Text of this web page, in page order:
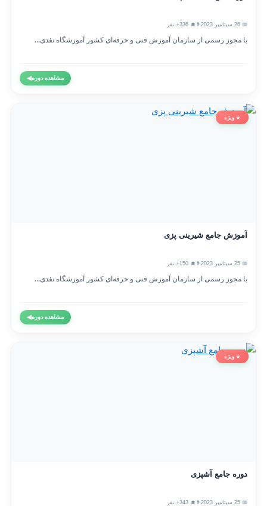
👨‍🎓 336+ نفر
با مجوز رسمی از سازمان آموزش فنی و حرفه‌ای کشور آموزشگاه نقدی...
مشاهده دوره◀
⭐ ویژه
آموزش جامع شیرینی پزی
👨‍🎓 150+ نفر
با مجوز رسمی از سازمان آموزش فنی و حرفه‌ای کشور آموزشگاه نقدی...
مشاهده دوره◀
⭐ ویژه
دوره جامع آشپزی
👨‍🎓 343+ نفر